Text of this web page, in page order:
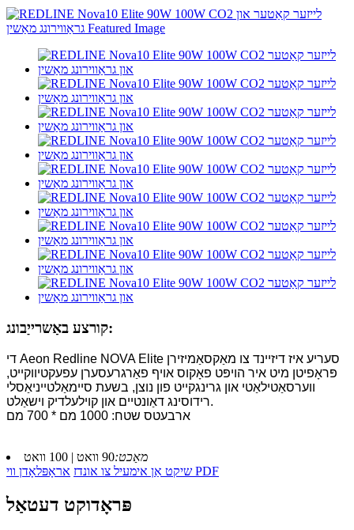
קורצע באַשרייַבונג:
די Aeon Redline NOVA Elite סעריע איז דיזיינד צו מאַקסאַמיזירן
פּראָפיטן מיט איר הויפּט פאָקוס אויף פאַרגרעסערן עפעקטיווקייט,
ווערסאַטילאַטי און גרינגקייט פון נוצן, בשעת סיימאַלטייניאַסלי
רידוסינג דאַונטיים און קוילעלדיק וישאַלט.
ארבעטס שטח: 1000 מם * 700 מם
מאַכט:90 וואט | 100 וואט
שיקט אַן אימעיל צו אונדז אראָפּלאָדן ווי PDF
פּראָדוקט דעטאַל